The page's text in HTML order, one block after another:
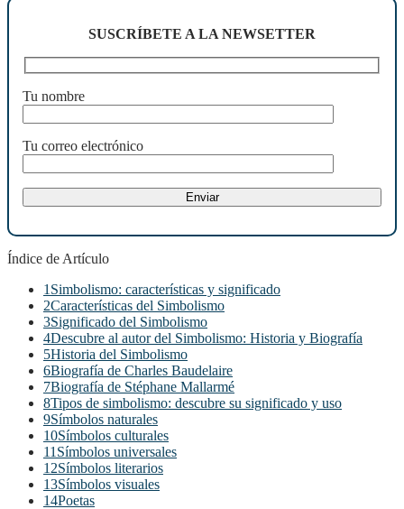
SUSCRÍBETE A LA NEWSETTER
Tu nombre
Tu correo electrónico
Índice de Artículo
1 Simbolismo: características y significado
2Características del Simbolismo
3Significado del Simbolismo
4Descubre al autor del Simbolismo: Historia y Biografía
5Historia del Simbolismo
6Biografía de Charles Baudelaire
7Biografía de Stéphane Mallarmé
8Tipos de simbolismo: descubre su significado y uso
9Símbolos naturales
10Símbolos culturales
11 Símbolos universales
12Símbolos literarios
13Símbolos visuales
14Poetas